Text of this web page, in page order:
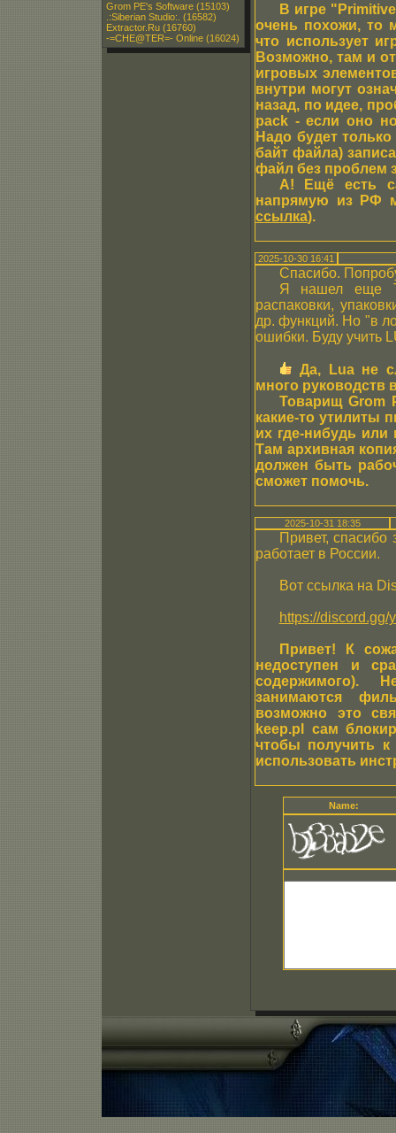
Grom PE's Software (15103)
.:Siberian Studio:. (16582)
Extractor.Ru (16760)
-=CHE@TER=- Online (16024)
В игре
очень похожи, то
что использует
Возможно, там и
игровых
внутри могут
назад, по идее,
pack - если оно
Надо будет
байт файла)
файл без проблем
А! Ещё есть
напрямую из РФ
ссылка).
2025-10-30 16:41
Спасибо.
Я нашел еще
распаковки,
др. функций. Но "в
ошибки. Буду учить
Да, Lua не
много руководств
Товарищ Grom
какие-то утилиты
их где-нибудь или
Там архивная
должен быть
сможет помочь.
2025-10-31 18:35
Привет,
работает в России.
Вот ссылка на
https://discord.gg/
Привет! К
недоступен и
содержимого).
занимаются
возможно это
keep.pl сам
чтобы получить
использовать
Name: